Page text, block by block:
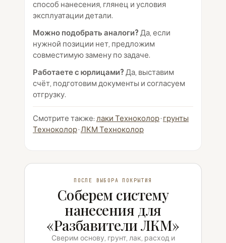
способ нанесения, глянец и условия
эксплуатации детали.
Можно подобрать аналоги? Да, если
нужной позиции нет, предложим
совместимую замену по задаче.
Работаете с юрлицами? Да, выставим
счёт, подготовим документы и согласуем
отгрузку.
Смотрите также: лаки Техноколор· грунты
Техноколор·ЛКМ Техноколор
ПОСЛЕ ВЫБОРА ПОКРЫТИЯ
Соберем систему
нанесения для
«Разбавители ЛКМ»
Сверим основу, грунт, лак, расход и